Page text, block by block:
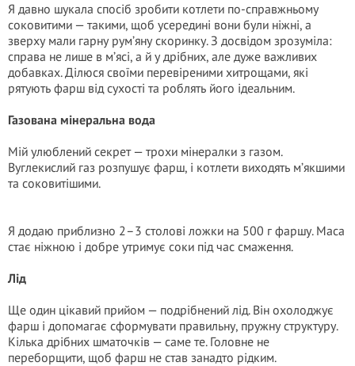
Я давно шукала спосіб зробити котлети по-справжньому
соковитими — такими, щоб усередині вони були ніжні, а
зверху мали гарну рум’яну скоринку. З досвідом зрозуміла:
справа не лише в м’ясі, а й у дрібних, але дуже важливих
добавках. Ділюся своїми перевіреними хитрощами, які
рятують фарш від сухості та роблять його ідеальним.
Газована мінеральна вода
Мій улюблений секрет — трохи мінералки з газом.
Вуглекислий газ розпушує фарш, і котлети виходять м’якшими
та соковитішими.
Я додаю приблизно 2–3 столові ложки на 500 г фаршу. Маса
стає ніжною і добре утримує соки під час смаження.
Лід
Ще один цікавий прийом — подрібнений лід. Він охолоджує
фарш і допомагає сформувати правильну, пружну структуру.
Кілька дрібних шматочків — саме те. Головне не
переборщити, щоб фарш не став занадто рідким.